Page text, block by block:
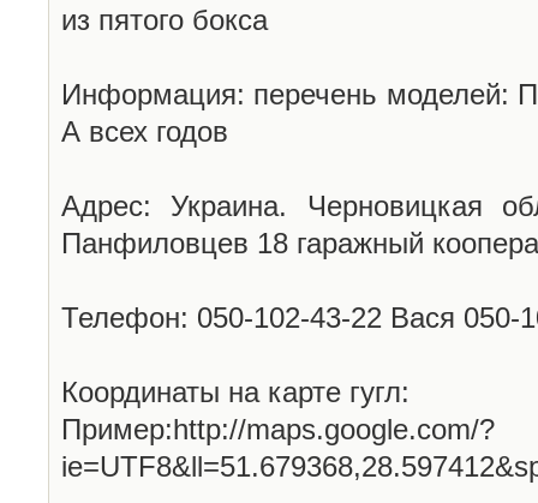
из пятого бокса
Информация: перечень моделей:
А всех годов
Адрес: Украина. Черновицкая
Панфиловцев 18 гаражный
Телефон: 050-102-43-22 Вася 050-
Координаты на карте гугл:
Пример:http://maps.google.com/?